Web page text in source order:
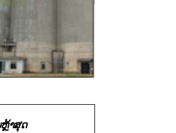
າສຸດ